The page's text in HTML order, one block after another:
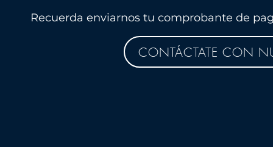
CONTÁCTATE CON
Recuerda enviarnos tu comprobante de